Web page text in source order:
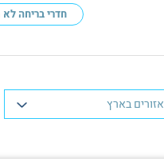
חדרי בריחה
בארץ